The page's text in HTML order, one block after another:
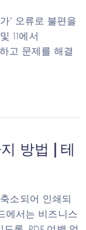
" 오류로 불편을
11에서
고 문제를 해결
방법 | 테
소되어 인쇄되
에서는 비즈니스